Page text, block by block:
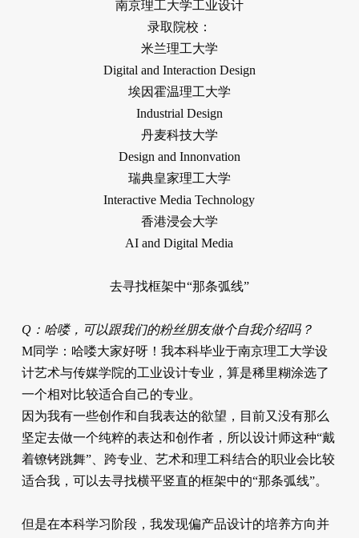
南京理工大学工业设计
录取院校：
米兰理工大学
Digital and Interaction Design
埃因霍温理工大学
Industrial Design
丹麦科技大学
Design and Innonvation
瑞典皇家理工大学
Interactive Media Technology
香港浸会大学
AI and Digital Media
去寻找框架中“那条弧线”
Q：哈喽，可以跟我们的粉丝朋友做个自我介绍吗？
M同学：哈喽大家好呀！我本科毕业于南京理工大学设
计艺术与传媒学院的工业设计专业，算是稀里糊涂选了
一个相对比较适合自己的专业。
因为我有一些创作和自我表达的欲望，目前又没有那么
坚定去做一个纯粹的表达和创作者，所以设计师这种“戴
着镣铐跳舞”、跨专业、艺术和理工科结合的职业会比较
适合我，可以去寻找横平竖直的框架中的“那条弧线”。
但是在本科学习阶段，我发现偏产品设计的培养方向并